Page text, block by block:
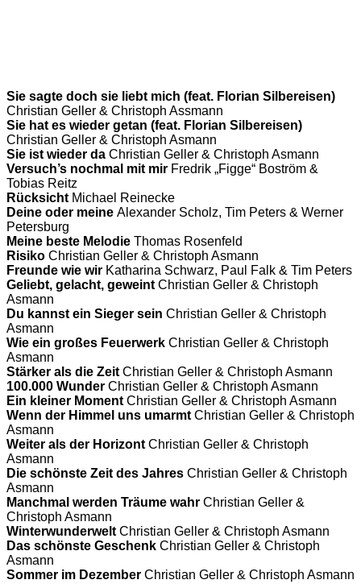
Sie sagte doch sie liebt mich (feat. Florian Silbereisen)
Christian Geller & Christoph Assmann
Sie hat es wieder getan (feat. Florian Silbereisen)
Christian Geller & Christoph Asmann
Sie ist wieder da Christian Geller & Christoph Asmann
Versuch’s nochmal mit mir Fredrik „Figge“ Boström &
Tobias Reitz
Rücksicht Michael Reinecke
Deine oder meine Alexander Scholz, Tim Peters & Werner
Petersburg
Meine beste Melodie Thomas Rosenfeld
Risiko Christian Geller & Christoph Asmann
Freunde wie wir Katharina Schwarz, Paul Falk & Tim Peters
Geliebt, gelacht, geweint Christian Geller & Christoph
Asmann
Du kannst ein Sieger sein Christian Geller & Christoph
Asmann
Wie ein großes Feuerwerk Christian Geller & Christoph
Asmann
Stärker als die Zeit Christian Geller & Christoph Asmann
100.000 Wunder Christian Geller & Christoph Asmann
Ein kleiner Moment Christian Geller & Christoph Asmann
Wenn der Himmel uns umarmt Christian Geller & Christoph
Asmann
Weiter als der Horizont Christian Geller & Christoph
Asmann
Die schönste Zeit des Jahres Christian Geller & Christoph
Asmann
Manchmal werden Träume wahr Christian Geller &
Christoph Asmann
Winterwunderwelt Christian Geller & Christoph Asmann
Das schönste Geschenk Christian Geller & Christoph
Asmann
Sommer im Dezember Christian Geller & Christoph Asmann